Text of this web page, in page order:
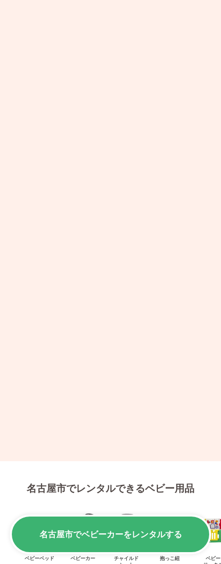
名古屋市でベビーカーをレンタルする
名古屋市でレンタルできるベビー用品
ベビーベッド ベビーカー
チャイルド
抱っこ紐
ベビー